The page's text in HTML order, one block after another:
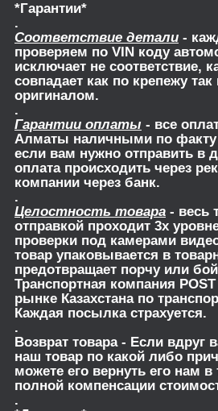
*Гарантии*
.
Соответствие детали -
проверяем по VIN коду
исключает не соответствие,
совпадает как по крепежу
оригиналом.
.
Гарантии оплаты - все
Алматы наличными по факту
если вам нужно отправить в
оплата происходить через
компании через банк.
.
Целостность товара - весь
отправкой проходит 3х
проверки под камерами
товар упаковывается в
предотвращает порчу или
Транспортная компания
рынке Казахстана по
Каждая посылка страхуется.
.
Возврат товара- Если вдруг
наш товар по какой либо
можете его вернуть его нам в
полной компенсации
.